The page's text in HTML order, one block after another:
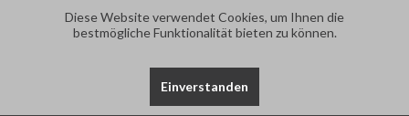
Diese Website verwendet Cookies, um Ihnen die
bestmögliche Funktionalität bieten zu können.
Einverstanden